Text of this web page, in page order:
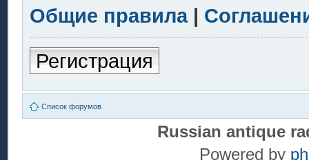
Общие правила|
Регистрация
Список форумов
Russian antique
Powered by